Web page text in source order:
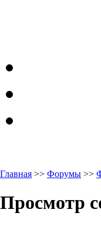
Главная >> Форумы >>
Просмотр